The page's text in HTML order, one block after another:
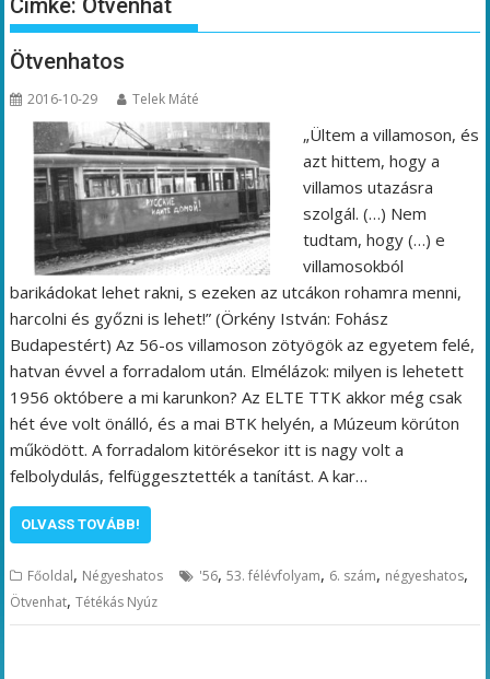
Címke: Ötvenhat
Ötvenhatos
2016-10-29 Telek Máté
„Ültem a villamoson, és
azt hittem, hogy a
villamos utazásra
szolgál. (…) Nem
tudtam, hogy (…) e
villamosokból
barikádokat lehet rakni, s ezeken az utcákon rohamra menni,
harcolni és győzni is lehet!” (Örkény István: Fohász
Budapestért) Az 56-os villamoson zötyögök az egyetem felé,
hatvan évvel a forradalom után. Elmélázok: milyen is lehetett
1956 októbere a mi karunkon? Az ELTE TTK akkor még csak
hét éve volt önálló, és a mai BTK helyén, a Múzeum körúton
működött. A forradalom kitörésekor itt is nagy volt a
felbolydulás, felfüggesztették a tanítást. A kar…
OLVASS TOVÁBB!
Főoldal, Négyeshatos '56,53. félévfolyam, 6. szám, négyeshatos,
Ötvenhat,Tétékás Nyúz